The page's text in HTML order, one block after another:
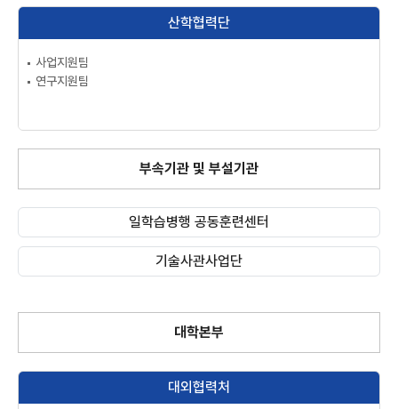
산학협력단
사업지원팀
연구지원팀
부속기관 및 부설기관
일학습병행 공동훈련센터
기술사관사업단
대학본부
대외협력처